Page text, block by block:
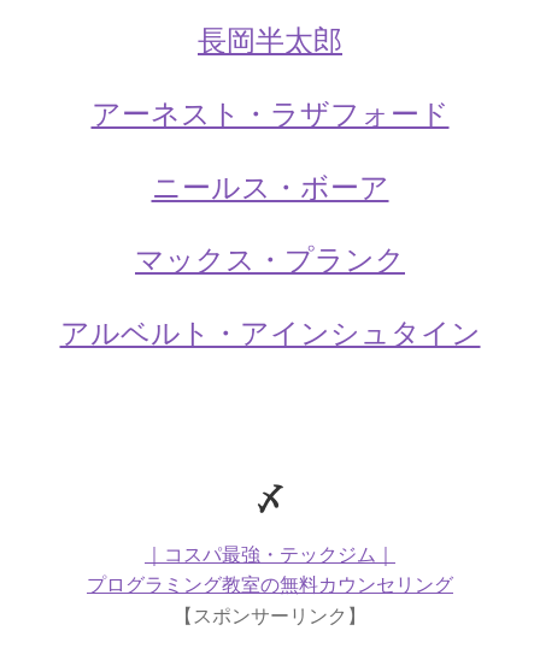
ールを発明】
【温度と体積の関係を定式化｜水素の気球で有
ジュネーヴ大学関連の物理学者のご紹介
ジョゼフ・ブラック
【Joseph Black_1728年4月16日 – 1799年12月6
日】
長岡半太郎
アーネスト・ラザフォード
ニールス・ボーア
マックス・プランク
アルベルト・アインシュタイン
〆
｜コスパ最強・テックジム｜
プログラミング教室の無料カウンセリング
【スポンサーリンク】